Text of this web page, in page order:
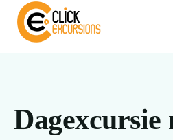
Dagexcursie